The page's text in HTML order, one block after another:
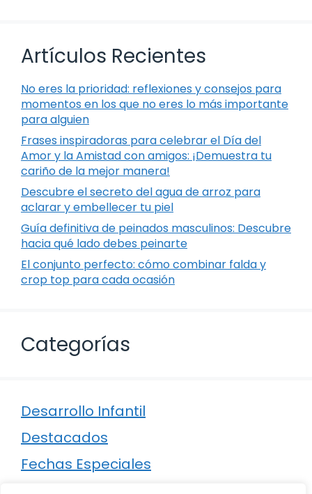
Artículos Recientes
No eres la prioridad: reflexiones y consejos para
momentos en los que no eres lo más importante
para alguien
Frases inspiradoras para celebrar el Día del
Amor y la Amistad con amigos: ¡Demuestra tu
cariño de la mejor manera!
Descubre el secreto del agua de arroz para
aclarar y embellecer tu piel
Guía definitiva de peinados masculinos: Descubre
hacia qué lado debes peinarte
El conjunto perfecto: cómo combinar falda y
crop top para cada ocasión
Categorías
Desarrollo Infantil
Destacados
Fechas Especiales